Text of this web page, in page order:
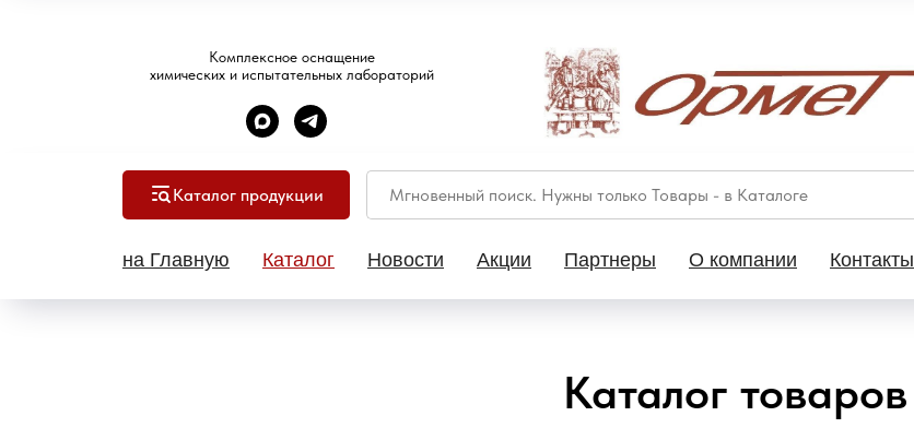
Комплексное оснащение
химических и испытательных лабораторий
Каталог продукции
на Главную Каталог Новости Акции Партнеры О компании Контакты
Каталог товаров